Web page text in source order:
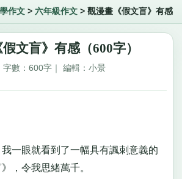
作文> 六年級作文> 觀漫畫《假文盲》有感
文盲》有感（600字）
數：600字｜ 編輯：小景
眼就看到了一幅具有諷刺意義的
，令我思緒萬千。